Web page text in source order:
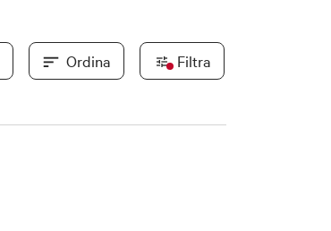
Ordina Filtra